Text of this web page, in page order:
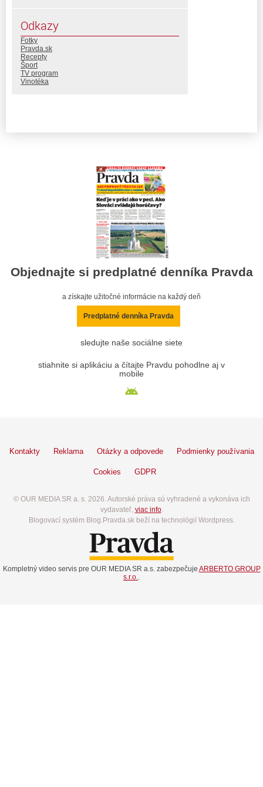
Odkazy
Fotky
Pravda.sk
Recepty
Šport
TV program
Vinotéka
Objednajte si predplatné denníka Pravda
a získajte užitočné informácie na každý deň
Predplatné denníka Pravda
sledujte naše sociálne siete
stiahnite si aplikáciu a čítajte Pravdu pohodlne aj v
mobile
Kontakty Reklama Otázky a odpovede Podmienky používania
Cookies GDPR
© OUR MEDIA SR a. s. 2026. Autorské práva sú vyhradené a vykonáva ich
vydavateľ, viac info.
Blogovací systém Blog.Pravda.sk beží na technológií Wordpress.
Kompletný video servis pre OUR MEDIA SR a.s. zabezpečuje ARBERTO GROUP
s.r.o..